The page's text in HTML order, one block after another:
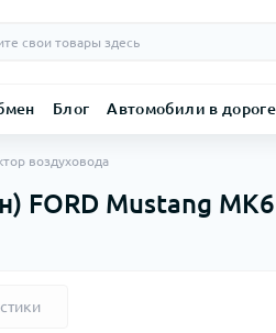
Блог Автомобили в дороге
воздуховода
FORD Mustang